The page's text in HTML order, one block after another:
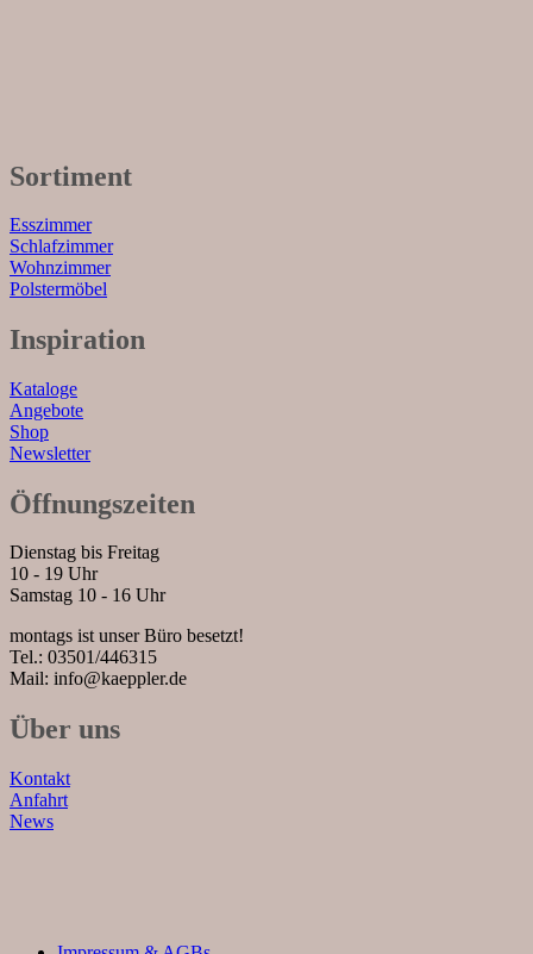
Sortiment
Esszimmer
Schlafzimmer
Wohnzimmer
Polstermöbel
Inspiration
Kataloge
Angebote
Shop
Newsletter
Öffnungszeiten
Dienstag bis Freitag
10 - 19 Uhr
Samstag 10 - 16 Uhr
montags ist unser Büro besetzt!
Tel.: 03501/446315
Mail: info@kaeppler.de
Über uns
Kontakt
Anfahrt
News